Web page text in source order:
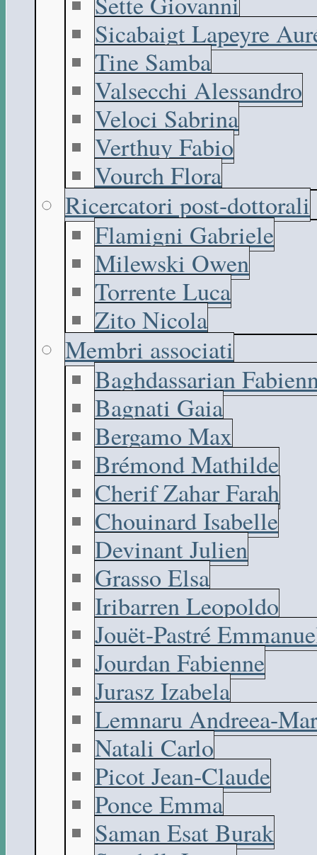
Sicabaigt Lapeyre
Tine Samba
Valsecchi Alessandro
Veloci Sabrina
Verthuy Fabio
Vourch Flora
Ricercatori post-dottorali
Flamigni Gabriele
Milewski Owen
Torrente Luca
Zito Nicola
Membri associati
Baghdassarian
Bagnati Gaia
Bergamo Max
Brémond Mathilde
Cherif Zahar Farah
Chouinard Isabelle
Devinant Julien
Grasso Elsa
Iribarren Leopoldo
Jouët-Pastré
Jourdan Fabienne
Jurasz Izabela
Lemnaru Andreea-
Natali Carlo
Picot Jean-Claude
Ponce Emma
Saman Esat Burak